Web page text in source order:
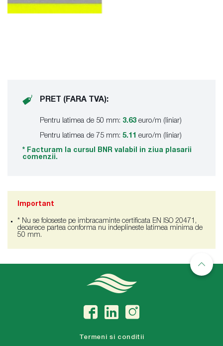
PRET (FARA TVA):
Pentru latimea de 50 mm: 3.63 euro/m (liniar)
Pentru latimea de 75 mm: 5.11 euro/m (liniar)
* Facturam la cursul BNR valabil in ziua plasarii
comenzii.
Important
* Nu se foloseste pe imbracaminte certificata EN ISO 20471,
deoarece partea conforma nu indeplineste latimea minima de
50 mm.
Termeni si conditii